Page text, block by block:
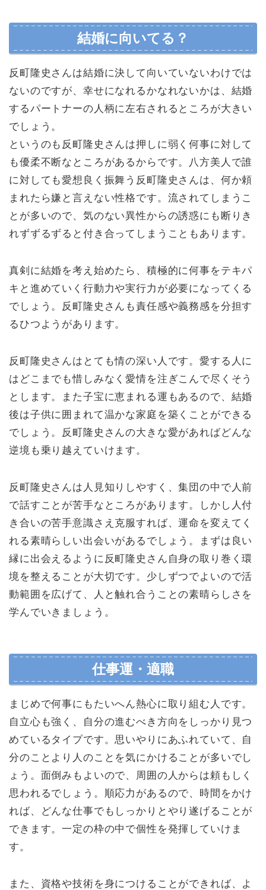
結婚に向いてる？
反町隆史さんは結婚に決して向いていないわけでは
ないのですが、幸せになれるかなれないかは、結婚
するパートナーの人柄に左右されるところが大きい
でしょう。
というのも反町隆史さんは押しに弱く何事に対して
も優柔不断なところがあるからです。八方美人で誰
に対しても愛想良く振舞う反町隆史さんは、何か頼
まれたら嫌と言えない性格です。流されてしまうこ
とが多いので、気のない異性からの誘惑にも断りき
れずずるずると付き合ってしまうこともあります。
真剣に結婚を考え始めたら、積極的に何事をテキパ
キと進めていく行動力や実行力が必要になってくる
でしょう。反町隆史さんも責任感や義務感を分担す
るひつようがあります。
反町隆史さんはとても情の深い人です。愛する人に
はどこまでも惜しみなく愛情を注ぎこんで尽くそう
とします。また子宝に恵まれる運もあるので、結婚
後は子供に囲まれて温かな家庭を築くことができる
でしょう。反町隆史さんの大きな愛があればどんな
逆境も乗り越えていけます。
反町隆史さんは人見知りしやすく、集団の中で人前
で話すことが苦手なところがあります。しかし人付
き合いの苦手意識さえ克服すれば、運命を変えてく
れる素晴らしい出会いがあるでしょう。まずは良い
縁に出会えるように反町隆史さん自身の取り巻く環
境を整えることが大切です。少しずつでよいので活
動範囲を広げて、人と触れ合うことの素晴らしさを
学んでいきましょう。
仕事運・適職
まじめで何事にもたいへん熱心に取り組む人です。
自立心も強く、自分の進むべき方向をしっかり見つ
めているタイプです。思いやりにあふれていて、自
分のことより人のことを気にかけることが多いでし
ょう。面倒みもよいので、周囲の人からは頼もしく
思われるでしょう。順応力があるので、時間をかけ
れば、どんな仕事でもしっかりとやり遂げることが
できます。一定の枠の中で個性を発揮していけま
す。
また、資格や技術を身につけることができれば、よ